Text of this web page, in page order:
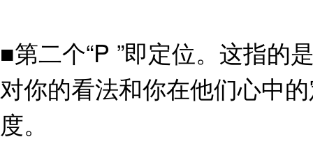
■第二个“P ”即定位。这指的
对你的看法和你在他们心中
度。